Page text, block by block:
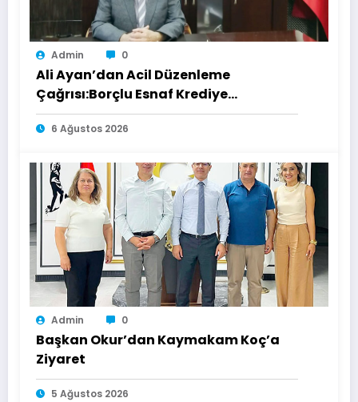
Admin 0
Ali Ayan’dan Acil Düzenleme
Çağrısı:Borçlu Esnaf Krediye
Ulaşamıyor
6 Ağustos 2026
Admin 0
Başkan Okur’dan Kaymakam Koç’a
Ziyaret
5 Ağustos 2026